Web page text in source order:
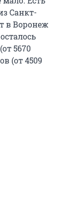
Санкт-
в Воронеж
5670
(от 4509